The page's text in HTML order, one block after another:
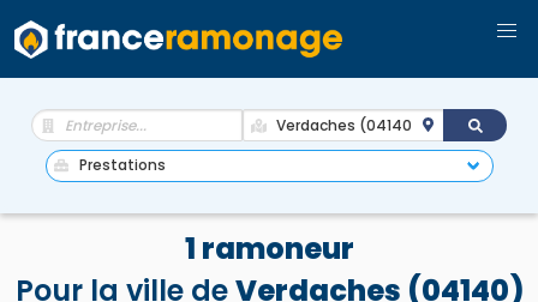
1 ramoneur
Pour la ville deVerdaches (04140)